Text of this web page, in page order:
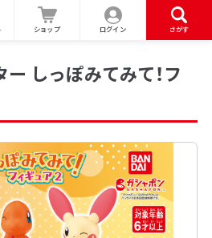
ショップ ログイン さがす
しっぽみてみて！フ